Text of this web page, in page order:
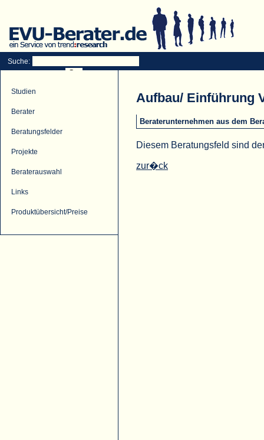
Suche:
Studien
Berater
Beratungsfelder
Projekte
Beraterauswahl
Links
Produktübersicht/Preise
Aufbau/ Einführung
Beraterunternehmen aus dem
Diesem Beratungsfeld sind
zur�ck